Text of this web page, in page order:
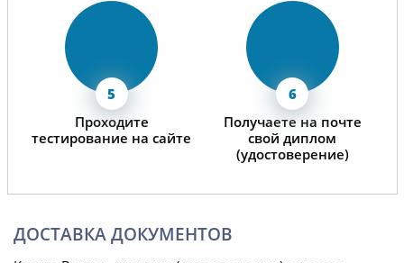
Проходите
тестирование на сайте
Получаете на почте
свой диплом
(удостоверение)
ДОСТАВКА ДОКУМЕНТОВ